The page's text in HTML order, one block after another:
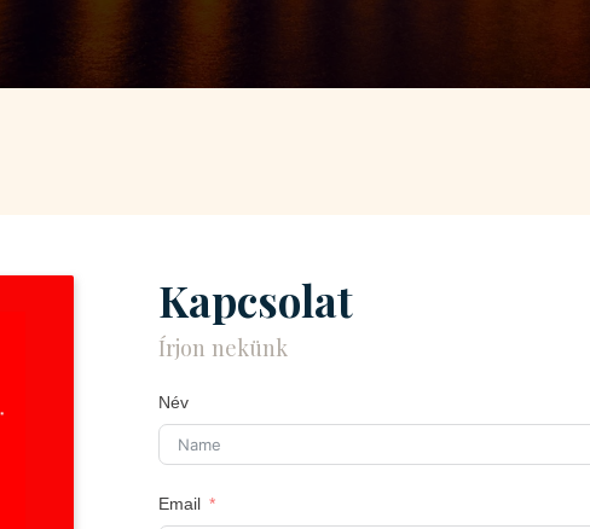
Kapcsolat
Írjon nekünk
Név
Email